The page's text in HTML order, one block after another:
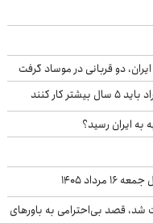
دو قربانی در موساد گرفت
کنند
ایران رسید؟
۱۴۰۵
قصد بی‌احترامی به باورهای